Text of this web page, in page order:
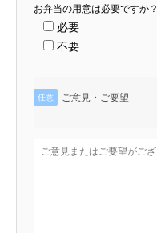
お弁当の用意は必要ですか？
必要
不要
任意 ご意見・ご要望